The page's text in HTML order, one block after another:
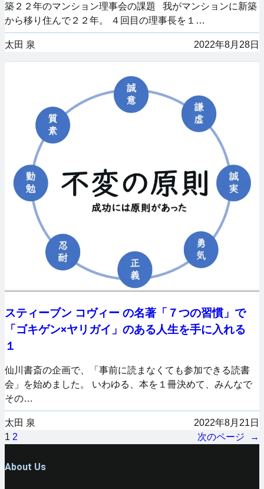
築２２年のマンション理事会の課題 我がマンションに新築
から移り住んで２２年。 ４回目の理事長を１…
太田 泉 2022年8月28日
スティーブン コヴィー の名著「７つの習慣」で
「ゴキゲン×ヤリガイ」のある人生を手に入れる
１
仙川書斎の企画で、「事前に読まなくても参加できる読書
会」を始めました。 いわゆる、本を１冊決めて、みんなで
その…
太田 泉
2022年8月21日
1 2 次のページ →
About Us